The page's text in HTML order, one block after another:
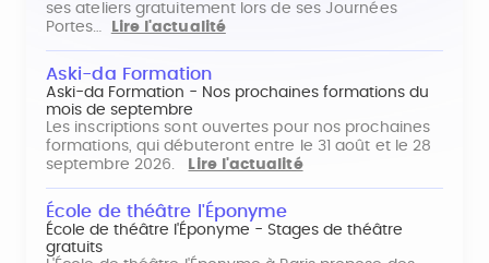
ses ateliers gratuitement lors de ses Journées
Portes…
Lire l'actualité
Aski-da Formation
Aski-da Formation - Nos prochaines formations du
mois de septembre
Les inscriptions sont ouvertes pour nos prochaines
formations, qui débuteront entre le 31 août et le 28
septembre 2026.
Lire l'actualité
École de théâtre l'Éponyme
École de théâtre l'Éponyme - Stages de théâtre
gratuits